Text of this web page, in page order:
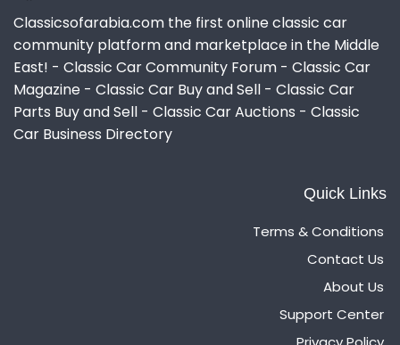
Classicsofarabia.com the first online classic car
community platform and marketplace in the Middle
East! - Classic Car Community Forum - Classic Car
Magazine - Classic Car Buy and Sell - Classic Car
Parts Buy and Sell - Classic Car Auctions - Classic
Car Business Directory
Quick Links
Terms & Conditions
Contact Us
About Us
Support Center